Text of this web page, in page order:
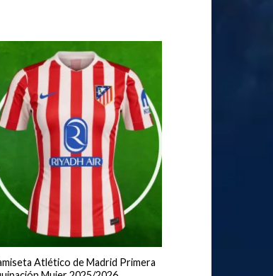
Atlético de Madrid Primera